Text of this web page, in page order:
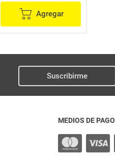
Agregar
Suscribirme
MEDIOS DE PAGO